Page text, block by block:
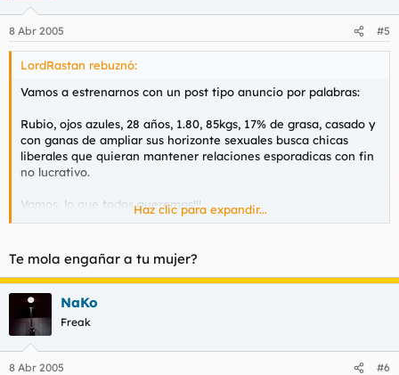
8 Abr 2005 #5
LordRastan rebuznó:
Vamos a estrenarnos con un post tipo anuncio por palabras:
Rubio, ojos azules, 28 años, 1.80, 85kgs, 17% de grasa, casado y
con ganas de ampliar sus horizonte sexuales busca chicas
liberales que quieran mantener relaciones esporadicas con fin
no lucrativo.
Vamos, lo que todos queremos!!!
en general, y el de ligoteo y putas en particular.
Asi que he pensado.... Es posible que haya alguna chica que
este dispuesta a quedar de buen rollo para una saludable
sesion de sexo sin mas compromiso?
Como ya he dicho estoy casado, pero disfruto de las tardes
libres de lunes a jueves, y no suelo tener problemas para
Haz clic para expandir...
Te mola engañar a tu mujer?
NaKo
Freak
8 Abr 2005 #6